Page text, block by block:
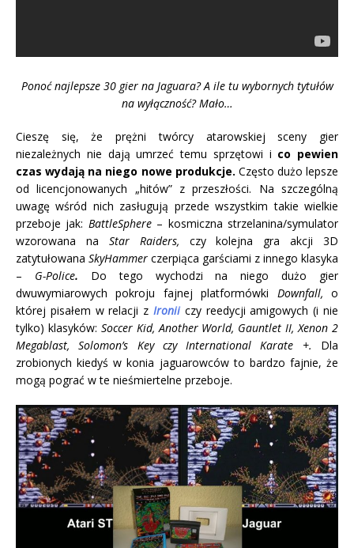
Ponoć najlepsze 30 gier na Jaguara? A ile tu wybornych tytułów
na wyłączność? Mało…
Cieszę się, że prężni twórcy atarowskiej sceny gier
niezależnych nie dają umrzeć temu sprzętowi i co pewien
czas wydają na niego nowe produkcje. Często dużo lepsze
od licencjonowanych „hitów” z przeszłości. Na szczególną
uwagę wśród nich zasługują przede wszystkim takie wielkie
przeboje jak: BattleSphere– kosmiczna strzelanina/symulator
wzorowana na Star Raiders, czy kolejna gra akcji 3D
zatytułowana SkyHammer czerpiąca garściami z innego klasyka
– G-Police. Do tego wychodzi na niego dużo gier
dwuwymiarowych pokroju fajnej platformówki Downfall,o
której pisałem w relacji z Ironii czy reedycji amigowych (i nie
tylko) klasyków: Soccer Kid, Another World, Gauntlet II, Xenon 2
Megablast, Solomon’s Key czy International Karate +. Dla
zrobionych kiedyś w konia jaguarowców to bardzo fajnie, że
mogą pograć w te nieśmiertelne przeboje.